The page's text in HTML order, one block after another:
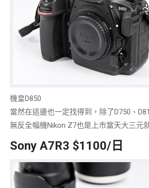
機皇D850
當然在這邊也一定找得到，除了D750、
無反全幅機Nikon Z7也是上市當天大三元
Sony A7R3 $1100/日